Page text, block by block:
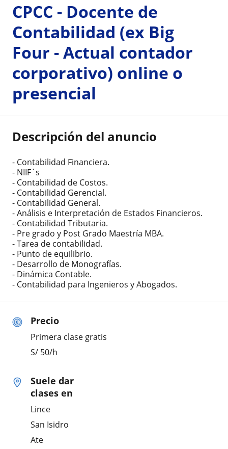
Precio
Primera clase gratis
S/ 50/h
Suele dar
clases en
Lince
San Isidro
Ate
CPCC - Docente de
Contabilidad (ex Big
Four - Actual contador
corporativo) online o
presencial
Descripción del anuncio
- Contabilidad Financiera.
- NIIF´s
- Contabilidad de Costos.
- Contabilidad Gerencial.
- Contabilidad General.
- Análisis e Interpretación de Estados Financieros.
- Contabilidad Tributaria.
- Pre grado y Post Grado Maestría MBA.
- Tarea de contabilidad.
- Punto de equilibrio.
- Desarrollo de Monografías.
- Dinámica Contable.
- Contabilidad para Ingenieros y Abogados.